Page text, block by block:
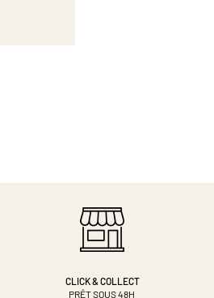
CLICK & COLLECT
PRÊT SOUS 48H